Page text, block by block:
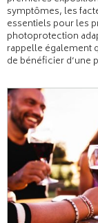
symptômes, les
essentiels pour les
photoprotection
rappelle également
de bénéficier d’une